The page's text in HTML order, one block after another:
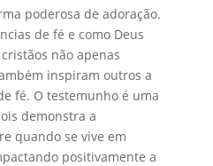
poderosa de adoração.
de fé e como Deus
não apenas
inspiram outros a
fé. O testemunho é uma
demonstra a
quando se vive em
positivamente a